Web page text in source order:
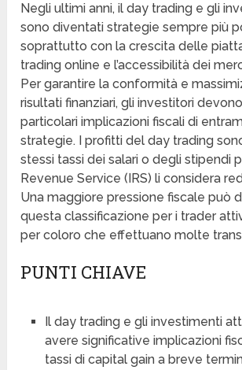
Negli ultimi anni, il day trading e gli
sono diventati strategie sempre più
soprattutto con la crescita delle
trading online e l’accessibilità dei
Per garantire la conformità e
risultati finanziari, gli investitori
particolari implicazioni fiscali di
strategie. I profitti del day trading
stessi tassi dei salari o degli stipendi
Revenue Service (IRS) li considera
Una maggiore pressione fiscale può
questa classificazione per i trader
per coloro che effettuano molte
PUNTI CHIAVE
Il day trading e gli investimenti
avere significative implicazioni
tassi di capital gain a breve